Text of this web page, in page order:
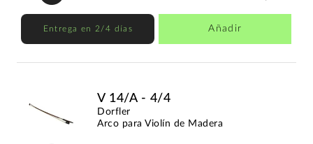
Entrega en 2/4 días Añadir
V 14/A - 4/4
Dorfler
Arco para Violín de Madera